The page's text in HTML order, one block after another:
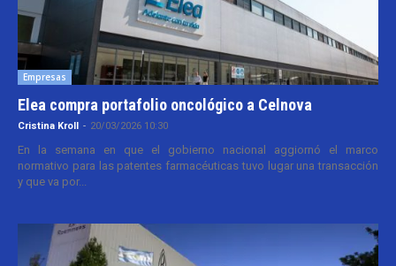
Empresas
Elea compra portafolio oncológico a Celnova
Cristina Kroll - 20/03/2026 10:30
En la semana en que el gobierno nacional aggiornó el marco
normativo para las patentes farmacéuticas tuvo lugar una transacción
y que va por...